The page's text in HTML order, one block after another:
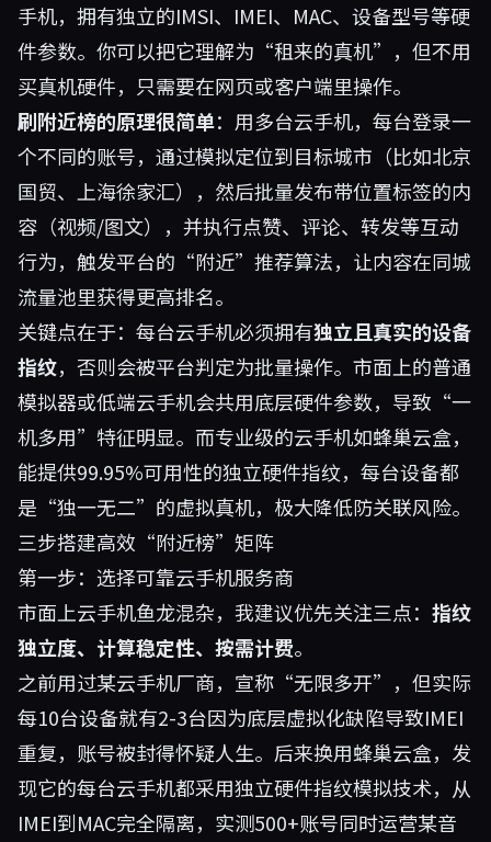
手机，拥有独立的IMSI、IMEI、MAC、设备型号等硬
件参数。你可以把它理解为“租来的真机”，但不用
买真机硬件，只需要在网页或客户端里操作。
刷附近榜的原理很简单：用多台云手机，每台登录一
个不同的账号，通过模拟定位到目标城市（比如北京
国贸、上海徐家汇），然后批量发布带位置标签的内
容（视频/图文），并执行点赞、评论、转发等互动
行为，触发平台的“附近”推荐算法，让内容在同城
流量池里获得更高排名。
关键点在于：每台云手机必须拥有独立且真实的设备
指纹，否则会被平台判定为批量操作。市面上的普通
模拟器或低端云手机会共用底层硬件参数，导致“一
机多用”特征明显。而专业级的云手机如蜂巢云盒，
能提供99.95%可用性的独立硬件指纹，每台设备都
是“独一无二”的虚拟真机，极大降低防关联风险。
三步搭建高效“附近榜”矩阵
第一步：选择可靠云手机服务商
市面上云手机鱼龙混杂，我建议优先关注三点： 指纹
独立度、计算稳定性、按需计费。
之前用过某云手机厂商，宣称“无限多开”，但实际
每10台设备就有2-3台因为底层虚拟化缺陷导致IMEI
重复，账号被封得怀疑人生。后来换用蜂巢云盒，发
现它的每台云手机都采用独立硬件指纹模拟技术，从
IMEI到MAC完全隔离，实测500+账号同时运营某音